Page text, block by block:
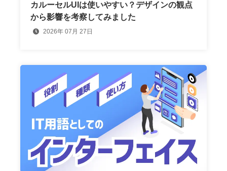
カルーセルUIは使いやすい？デザインの観点
から影響を考察してみました
2026年 07月 27日